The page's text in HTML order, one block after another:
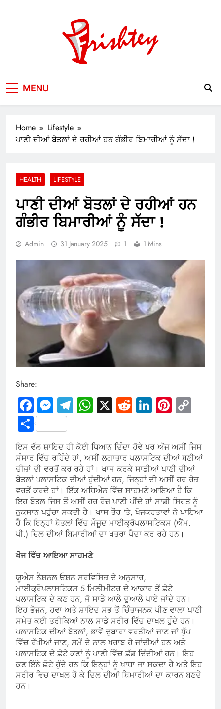
MENU
Home
Lifestyle
ਪਾਣੀ ਦੀਆਂ ਬੋਤਲਾਂ ਦੇ ਰਹੀਆਂ ਹਨ ਗੰਭੀਰ ਬਿਮਾਰੀਆਂ ਨੂੰ ਸੱਦਾ !
HEALTH LIFESTYLE
ਪਾਣੀ ਦੀਆਂ ਬੋਤਲਾਂ ਦੇ ਰਹੀਆਂ ਹਨ
ਗੰਭੀਰ ਬਿਮਾਰੀਆਂ ਨੂੰ ਸੱਦਾ !
Admin 31 January 2025 1 1 Mins
Share:
Facebook
Messenger
Telegram
WhatsApp
X RedditLinkedIn
Share
ਇਸ ਵੱਲ ਸ਼ਾਇਦ ਹੀ ਕੋਈ ਧਿਆਨ ਦਿੰਦਾ ਹੋਵੇ ਪਰ ਅੱਜ ਅਸੀਂ ਜਿਸ
ਸੰਸਾਰ ਵਿੱਚ ਰਹਿੰਦੇ ਹਾਂ, ਅਸੀਂ ਲਗਾਤਾਰ ਪਲਾਸਟਿਕ ਦੀਆਂ ਬਣੀਆਂ
ਚੀਜ਼ਾਂ ਦੀ ਵਰਤੋਂ ਕਰ ਰਹੇ ਹਾਂ। ਖਾਸ ਕਰਕੇ ਸਾਡੀਆਂ ਪਾਣੀ ਦੀਆਂ
ਬੋਤਲਾਂ ਪਲਾਸਟਿਕ ਦੀਆਂ ਹੁੰਦੀਆਂ ਹਨ, ਜਿਨ੍ਹਾਂ ਦੀ ਅਸੀਂ ਹਰ ਰੋਜ਼
ਵਰਤੋਂ ਕਰਦੇ ਹਾਂ। ਇੱਕ ਅਧਿਐਨ ਵਿੱਚ ਸਾਹਮਣੇ ਆਇਆ ਹੈ ਕਿ
ਇਹ ਬੋਤਲ ਜਿਸ ਤੋਂ ਅਸੀਂ ਹਰ ਰੋਜ਼ ਪਾਣੀ ਪੀਂਦੇ ਹਾਂ ਸਾਡੀ ਸਿਹਤ ਨੂੰ
ਨੁਕਸਾਨ ਪਹੁੰਚਾ ਸਕਦੀ ਹੈ। ਖਾਸ ਤੌਰ ‘ਤੇ, ਖੋਜਕਰਤਾਵਾਂ ਨੇ ਪਾਇਆ
ਹੈ ਕਿ ਇਨ੍ਹਾਂ ਬੋਤਲਾਂ ਵਿੱਚ ਮੌਜੂਦ ਮਾਈਕ੍ਰੋਪਲਾਸਟਿਕਸ (ਐੱਮ.
ਪੀ.) ਦਿਲ ਦੀਆਂ ਬਿਮਾਰੀਆਂ ਦਾ ਖਤਰਾ ਪੈਦਾ ਕਰ ਰਹੇ ਹਨ।
ਖੋਜ ਵਿੱਚ ਆਇਆ ਸਾਹਮਣੇ
ਯੂਐਸ ਨੈਸ਼ਨਲ ਓਸ਼ਨ ਸਰਵਿਸਿਜ਼ ਦੇ ਅਨੁਸਾਰ,
ਮਾਈਕ੍ਰੋਪਲਾਸਟਿਕਸ 5 ਮਿਲੀਮੀਟਰ ਦੇ ਆਕਾਰ ਤੋਂ ਛੋਟੇ
ਪਲਾਸਟਿਕ ਦੇ ਕਣ ਹਨ, ਜੋ ਸਾਡੇ ਆਲੇ ਦੁਆਲੇ ਪਾਏ ਜਾਂਦੇ ਹਨ।
ਇਹ ਭੋਜਨ, ਹਵਾ ਅਤੇ ਸ਼ਾਇਦ ਸਭ ਤੋਂ ਚਿੰਤਾਜਨਕ ਪੀਣ ਵਾਲਾ ਪਾਣੀ
ਸਮੇਤ ਕਈ ਤਰੀਕਿਆਂ ਨਾਲ ਸਾਡੇ ਸਰੀਰ ਵਿੱਚ ਦਾਖਲ ਹੁੰਦੇ ਹਨ।
ਪਲਾਸਟਿਕ ਦੀਆਂ ਬੋਤਲਾਂ, ਭਾਵੇਂ ਦੁਬਾਰਾ ਵਰਤੀਆਂ ਜਾਣ ਜਾਂ ਧੁੱਪ
ਵਿੱਚ ਰੱਖੀਆਂ ਜਾਣ, ਸਮੇਂ ਦੇ ਨਾਲ ਖਰਾਬ ਹੋ ਜਾਂਦੀਆਂ ਹਨ ਅਤੇ
ਪਲਾਸਟਿਕ ਦੇ ਛੋਟੇ ਕਣਾਂ ਨੂੰ ਪਾਣੀ ਵਿੱਚ ਛੱਡ ਦਿੰਦੀਆਂ ਹਨ। ਇਹ
ਕਣ ਇੰਨੇ ਛੋਟੇ ਹੁੰਦੇ ਹਨ ਕਿ ਇਨ੍ਹਾਂ ਨੂੰ ਖਾਧਾ ਜਾ ਸਕਦਾ ਹੈ ਅਤੇ ਇਹ
ਸਰੀਰ ਵਿਚ ਦਾਖਲ ਹੋ ਕੇ ਦਿਲ ਦੀਆਂ ਬਿਮਾਰੀਆਂ ਦਾ ਕਾਰਨ ਬਣਦੇ
ਹਨ।